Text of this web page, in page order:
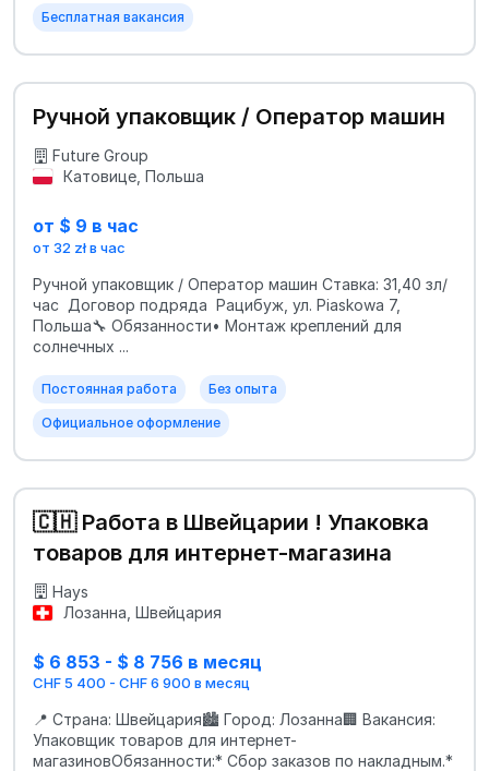
Бесплатная вакансия
Ручной упаковщик / Оператор машин
Future Group
Катовице, Польша
от $ 9 в час
от 32 zł в час
Ручной упаковщик / Оператор машин Ставка: 31,40 зл/
час Договор подряда Рацибуж, ул. Piaskowa 7,
Польша🔧 Обязанности• Монтаж креплений для
солнечных ...
Постоянная работа Без опыта
Официальное оформление
🇨🇭 Работа в Швейцарии ! Упаковка
товаров для интернет-магазина
Hays
Лозанна, Швейцария
$ 6 853 - $ 8 756 в месяц
CHF 5 400 - CHF 6 900 в месяц
📍 Страна: Швейцария🏙 Город: Лозанна🏢 Вакансия:
Упаковщик товаров для интернет-
магазиновОбязанности:* Сбор заказов по накладным.*